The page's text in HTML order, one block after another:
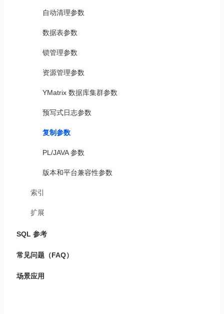
自动清理参数
数据表参数
锁管理参数
资源管理参数
YMatrix 数据库集群参数
预写式日志参数
复制参数
PL/JAVA 参数
版本和平台兼容性参数
索引
扩展
SQL 参考
常见问题（FAQ）
场景应用